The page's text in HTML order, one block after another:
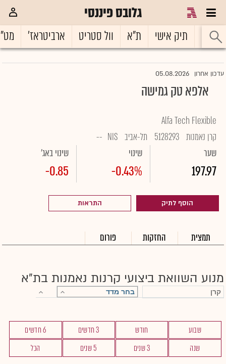
גלובס פיננסי
ראשי תיק אישי ת"א וול סטריט ארביטראז'
עדכון אחרון 05.08.2026
אלפא טק גמישה
Alfa Tech Flexible
קרן נאמנות 5128293 תל-אביב NIS
--
שער
197.97
שינוי
-0.43%
שינוי באג'
-0.85
הוסף לתיק התראות
תמצית החזקות פורום
מנוע השוואת ביצועי קרנות נאמנות בת"א
שבוע חודש 3 חדשים
6 חדשים
שנה
3 שנים 5 שנים הכל